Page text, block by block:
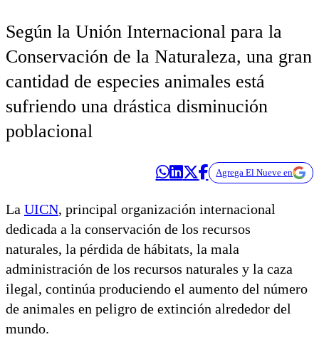
Según la Unión Internacional para la
Conservación de la Naturaleza, una gran
cantidad de especies animales está
sufriendo una drástica disminución
poblacional
Agrega El Nueve en
La UICN, principal organización internacional
dedicada a la conservación de los recursos
naturales, la pérdida de hábitats, la mala
administración de los recursos naturales y la caza
ilegal, continúa produciendo el aumento del número
de animales en peligro de extinción alrededor del
mundo.